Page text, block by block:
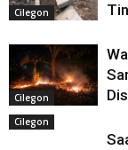
Cilegon
Cilegon
Cilegon